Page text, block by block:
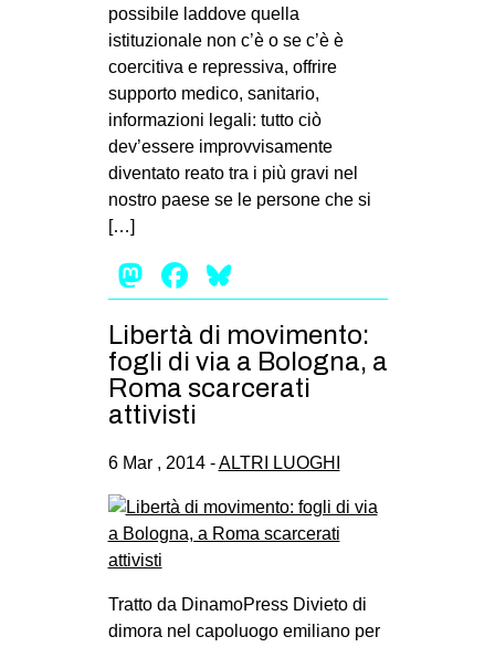
possibile laddove quella
istituzionale non c’è o se c’è è
coercitiva e repressiva, offrire
supporto medico, sanitario,
informazioni legali: tutto ciò
dev’essere improvvisamente
diventato reato tra i più gravi nel
nostro paese se le persone che si
[…]
Mastodon
Facebook
Libertà di movimento:
fogli di via a Bologna, a
Roma scarcerati
attivisti
6 Mar , 2014 -ALTRI LUOGHI
Tratto da DinamoPress Divieto di
dimora nel capoluogo emiliano per